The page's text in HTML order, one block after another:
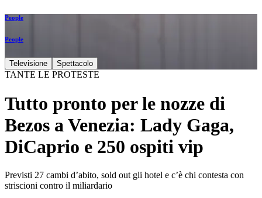
People
People
Televisione Spettacolo
TANTE LE PROTESTE
Tutto pronto per le nozze di
Bezos a Venezia: Lady Gaga,
DiCaprio e 250 ospiti vip
Previsti 27 cambi d’abito, sold out gli hotel e c’è chi contesta con
striscioni contro il miliardario